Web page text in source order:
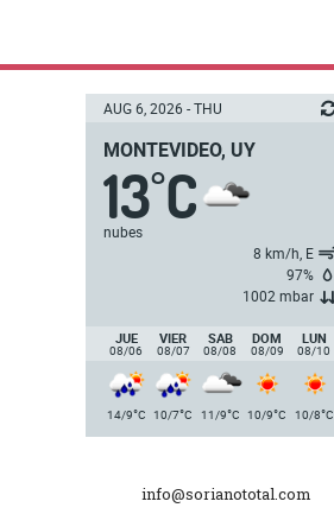
AUG 6, 2026 - THU
MONTEVIDEO, UY
13°C
nubes
8 km/h, E
97%
1002 mbar
JUE
08/06
VIER
08/07
SAB
08/08
DOM
08/09
LUN
08/10
14/9°C 10/7°C 11/9°C 10/9°C 10/8°C
info@sorianototal.com